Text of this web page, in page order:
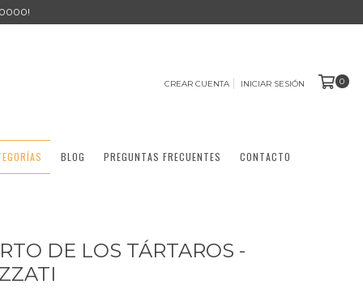
CREAR CUENTA INICIAR SESIÓN 0
BLOG PREGUNTAS FRECUENTES CONTACTO
DE LOS TÁRTAROS -